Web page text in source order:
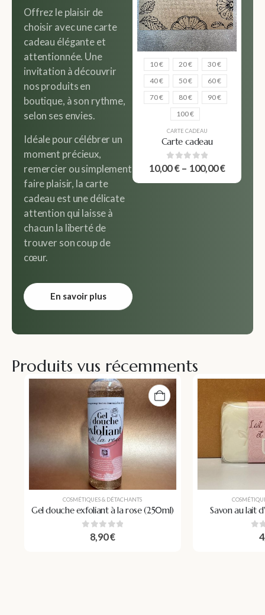
Offrez le plaisir de
choisir avec une carte
cadeau élégante et
attentionnée. Une
invitation à découvrir
nos produits en
boutique, à son rythme,
selon ses envies.
Idéale pour célébrer un
moment précieux,
remercier ou simplement
faire plaisir, la carte
cadeau est une délicate
attention qui laisse à
chacun la liberté de
trouver son coup de
cœur.
En savoir plus
10 € 20 €
30 €
40 €
50 €
60 €
70 €
80 €
90 €
100 €
CARTE CADEAU
Carte cadeau
0out of 5
10,00€ – 100,00€
Produits vus récemments
COSMÉTIQUES & DÉTACHANTS
Gel douche exfoliant à la rose (250ml)
out of 5
8,90€
Savon au lait